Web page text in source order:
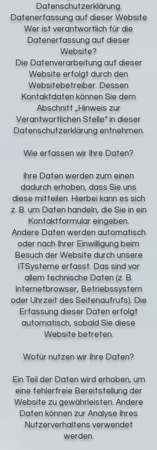
Datenschutzerklärung.
Datenerfassung auf dieser Website
Wer ist verantwortlich für die
Datenerfassung auf dieser
Website?
Die Datenverarbeitung auf dieser
Website erfolgt durch den
Websitebetreiber. Dessen
Kontaktdaten können Sie dem
Abschnitt „Hinweis zur
Verantwortlichen Stelle“ in dieser
Datenschutzerklärung entnehmen.
Wie erfassen wir Ihre Daten?
Ihre Daten werden zum einen
dadurch erhoben, dass Sie uns
diese mitteilen. Hierbei kann es sich
z. B. um Daten handeln, die Sie in ein
Kontaktformular eingeben.
Andere Daten werden automatisch
oder nach Ihrer Einwilligung beim
Besuch der Website durch unsere
ITSysteme erfasst. Das sind vor
allem technische Daten (z. B.
Internetbrowser, Betriebssystem
oder Uhrzeit des Seitenaufrufs). Die
Erfassung dieser Daten erfolgt
automatisch, sobald Sie diese
Website betreten.
Wofür nutzen wir Ihre Daten?
Ein Teil der Daten wird erhoben, um
eine fehlerfreie Bereitstellung der
Website zu gewährleisten. Andere
Daten können zur Analyse Ihres
Nutzerverhaltens verwendet
werden.